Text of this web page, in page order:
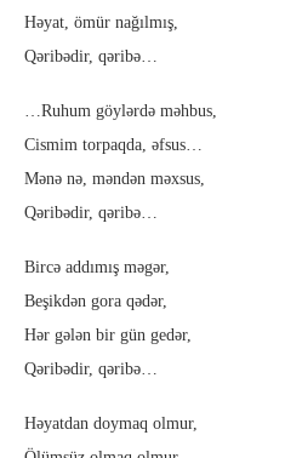
Həyat, ömür nağılmış,
Qəribədir, qəribə…
…Ruhum göylərdə məhbus,
Cismim torpaqda, əfsus…
Mənə nə, məndən məxsus,
Qəribədir, qəribə…
Bircə addımış məgər,
Beşikdən gora qədər,
Hər gələn bir gün gedər,
Qəribədir, qəribə…
Həyatdan doymaq olmur,